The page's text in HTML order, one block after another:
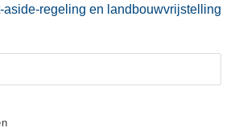
aside-regeling en landbouwvrijstelling